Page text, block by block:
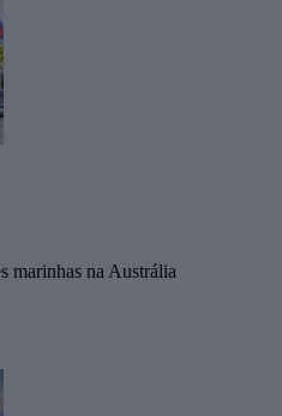
marinhas na Austrália